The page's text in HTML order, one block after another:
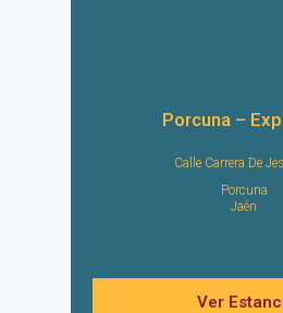
Porcuna –
Calle Carrera De
Porcuna
Jaén
Ver